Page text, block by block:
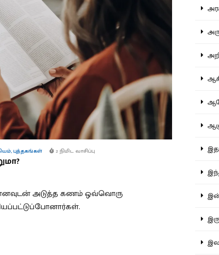
,புத்தகங்கள் 2 நிமிட வாசிப்பு
அடுத்த கணம் ஒவ்வொரு